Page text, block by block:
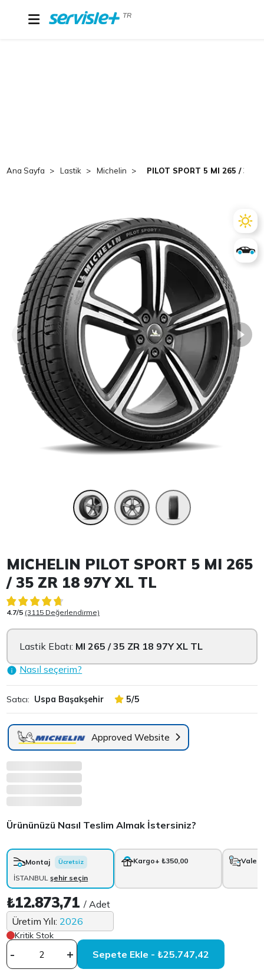
TR
Ana Sayfa Lastik Michelin PILOT SPORT 5 MI 265 / 35
Item 1 of 3
MICHELIN PILOT SPORT 5 MI 265
/ 35 ZR 18 97Y XL TL
4.7/5 (3115 Değerlendirme)
Lastik Ebatı: MI 265 / 35 ZR 18 97Y XL TL
Nasıl seçerim?
Satıcı: Uspa Başakşehir 5/5
Approved Website
Ürününüzü Nasıl Teslim Almak İstersiniz?
Montaj Ücretsiz
İSTANBULşehir seçin
Kargo+ ₺350,00 Vale
₺12.873,71/ Adet
Üretim Yılı: 2026
Kritik Stok
- + Sepete Ekle - ₺25.747,42